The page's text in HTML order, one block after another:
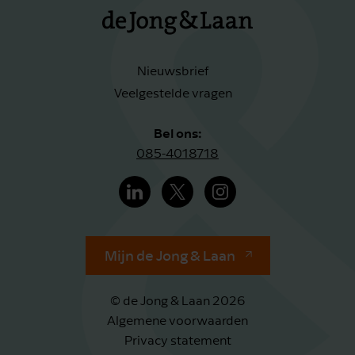
Nieuwsbrief
Veelgestelde vragen
Bel ons:
085-4018718
Mijn de Jong & Laan
© de Jong & Laan 2026
Algemene voorwaarden
Privacy statement